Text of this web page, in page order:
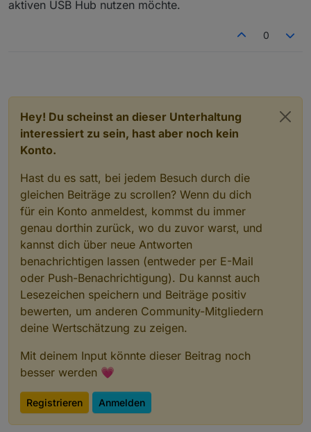
aktiven USB Hub nutzen möchte.
0
Hey! Du scheinst an dieser Unterhaltung
interessiert zu sein, hast aber noch kein
Konto.
Hast du es satt, bei jedem Besuch durch die
gleichen Beiträge zu scrollen? Wenn du dich
für ein Konto anmeldest, kommst du immer
genau dorthin zurück, wo du zuvor warst, und
kannst dich über neue Antworten
benachrichtigen lassen (entweder per E-Mail
oder Push-Benachrichtigung). Du kannst auch
Lesezeichen speichern und Beiträge positiv
bewerten, um anderen Community-Mitgliedern
deine Wertschätzung zu zeigen.
Mit deinem Input könnte dieser Beitrag noch
besser werden 💗
Registrieren Anmelden